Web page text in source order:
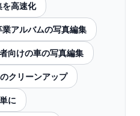
高速化
アルバムの写真編集
向けの車の写真編集
クリーンアップ
に